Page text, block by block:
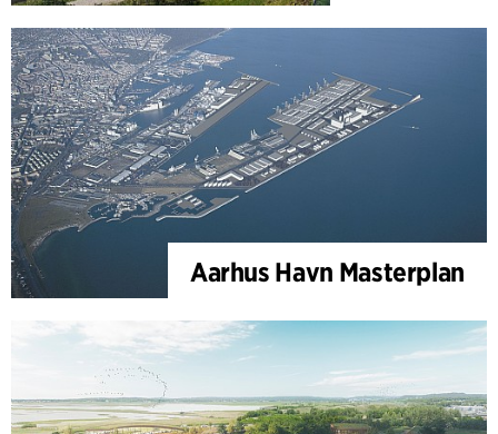
Aarhus Havn Masterplan